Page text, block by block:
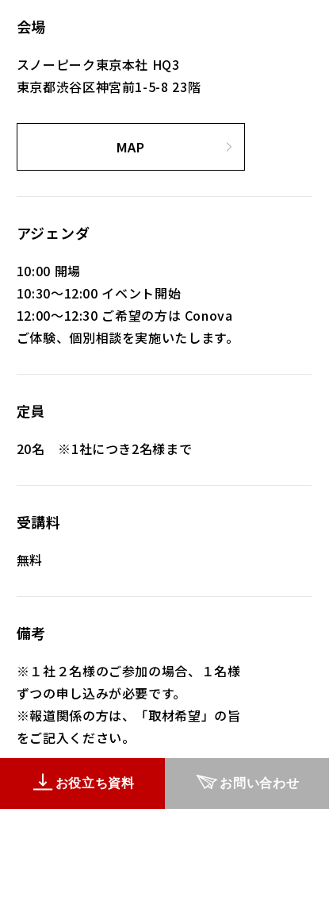
会場
スノーピーク東京本社 HQ3
東京都渋谷区神宮前1-5-8 23階
MAP
アジェンダ
10:00 開場
10:30～12:00 イベント開始
12:00～12:30 ご希望の方は Conova
ご体験、個別相談を実施いたします。
定員
20名 ※1社につき2名様まで
受講料
無料
備考
※１社２名様のご参加の場合、１名様
ずつの申し込みが必要です。
※報道関係の方は、「取材希望」の旨
をご記入ください。
お役立ち資料 お問い合わせ